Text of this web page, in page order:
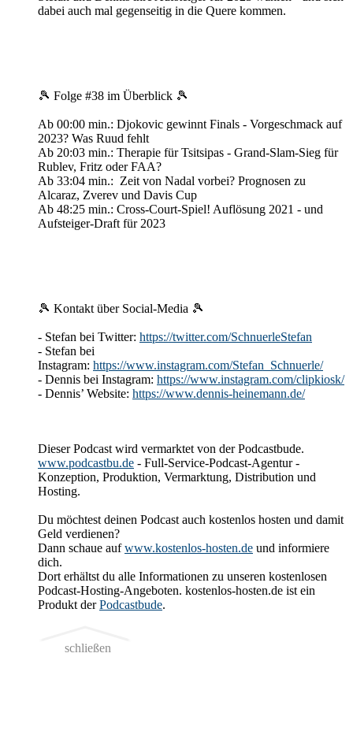
dabei auch mal gegenseitig in die Quere kommen.
🎾 Folge #38 im Überblick 🎾
Ab 00:00 min.: Djokovic gewinnt Finals - Vorgeschmack auf
2023? Was Ruud fehlt
Ab 20:03 min.: Therapie für Tsitsipas - Grand-Slam-Sieg für
Rublev, Fritz oder FAA?
Ab 33:04 min.: Zeit von Nadal vorbei? Prognosen zu
Alcaraz, Zverev und Davis Cup
Ab 48:25 min.: Cross-Court-Spiel! Auflösung 2021 - und
Aufsteiger-Draft für 2023
🎾 Kontakt über Social-Media 🎾
- Stefan bei Twitter: https://twitter.com/SchnuerleStefan
- Stefan bei
Instagram: https://www.instagram.com/Stefan_Schnuerle/
- Dennis bei Instagram: https://www.instagram.com/clipkiosk/
- Dennis’ Website: https://www.dennis-heinemann.de/
Dieser Podcast wird vermarktet von der Podcastbude.
www.podcastbu.de - Full-Service-Podcast-Agentur -
Konzeption, Produktion, Vermarktung, Distribution und
Hosting.
Du möchtest deinen Podcast auch kostenlos hosten und damit
Geld verdienen?
Dann schaue aufwww.kostenlos-hosten.de und informiere
dich.
Dort erhältst du alle Informationen zu unseren kostenlosen
Podcast-Hosting-Angeboten. kostenlos-hosten.de ist ein
Produkt derPodcastbude.
schließen